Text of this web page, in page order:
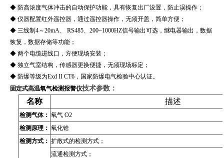
◆ 防高浓度气体冲击的自动保护功能，具有恢复出厂设置，防止误操作；
◆ 仪器配置红外遥控器，通过遥控器操作，无须开盖，简单方便；
◆ 三线制4～20mA、 RS485、200~1000HZ信号输出可选，继电器输出，数据
恢复，数据存储等功能；
◆ 两个电缆进线口，方便现场安装；
◆ 独立气室结构，传感器更换便捷，无须现场标定；
◆ 防爆等级为Exd II CT6，国家防爆电气检验中心认证。
固定式高温氧气检测报警仪技术参数：
名称 描述
检测气体： 氧气 O2
检测原理： 氧化锆
检测方式： 扩散式的检测方式；
流通检测方式；